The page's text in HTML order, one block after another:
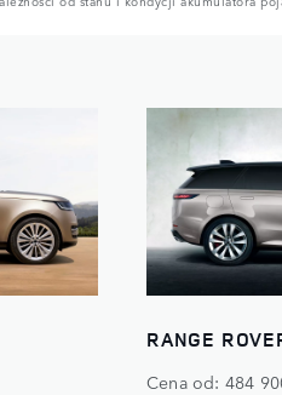
RANGE
Cena od: 484